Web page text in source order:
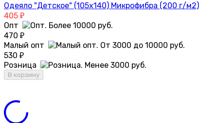
Одеяло "Детское" (105х140) Микрофибра (200 г/м2)
405 ₽
Опт
470 ₽
Малый опт
530 ₽
Розница
В корзину